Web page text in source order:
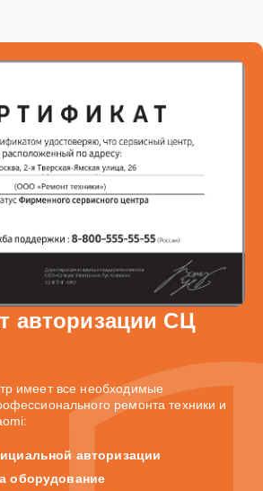
авторизации СЦ
имеет все необходимые
ремонта техники и
авторизации
оборудование